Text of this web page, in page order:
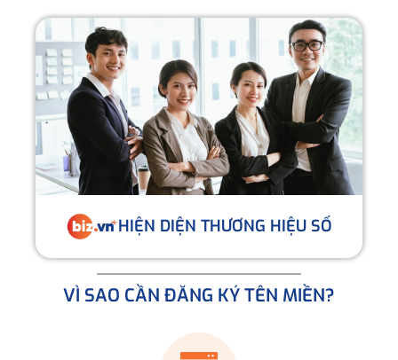
HIỆN DIỆN THƯƠNG HIỆU SỐ
VÌ SAO CẦN ĐĂNG KÝ TÊN MIỀN?